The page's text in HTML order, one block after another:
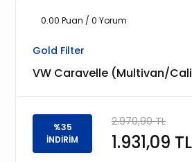
0.00 Puan / 0 Yorum
Gold Filter
VW Caravelle (Multivan/
%35
İNDİRİM
2.970,90 TL
1.931,09 TL